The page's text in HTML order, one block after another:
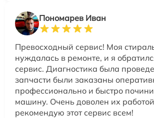
Пономарев Иван
Превосходный сервис! Моя
нуждалась в ремонте, и я
сервис. Диагностика была
запчасти были заказаны
профессионально и быстро
машину. Очень доволен их
рекомендую этот сервис всем!